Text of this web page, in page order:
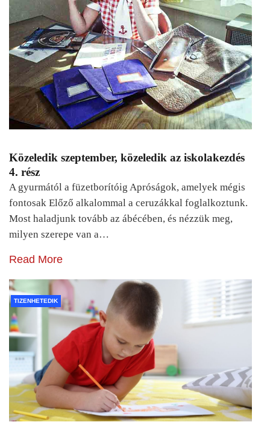
Közeledik szeptember, közeledik az iskolakezdés
4. rész
A gyurmától a füzetborítóig Apróságok, amelyek mégis
fontosak Előző alkalommal a ceruzákkal foglalkoztunk.
Most haladjunk tovább az ábécében, és nézzük meg,
milyen szerepe van a…
Read More
TIZENHETEDIK